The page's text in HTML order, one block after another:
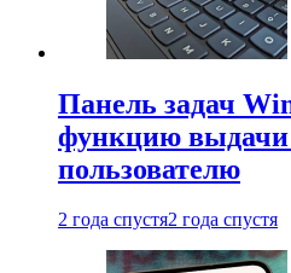
Панель задач
функцию выдачи
пользователю
2 года спустя2 года спустя